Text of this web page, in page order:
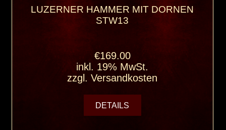
LUZERNER HAMMER MIT DORNEN
STW13
€169.00
inkl. 19% MwSt.
zzgl.Versandkosten
DETAILS